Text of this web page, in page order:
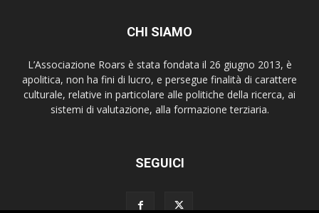
CHI SIAMO
L’Associazione Roars è stata fondata il 26 giugno 2013, è
apolitica, non ha fini di lucro, e persegue finalità di carattere
culturale, relative in particolare alle politiche della ricerca, ai
sistemi di valutazione, alla formazione terziaria.
SEGUICI